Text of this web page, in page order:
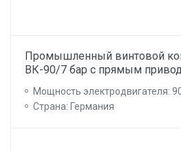
Промышленный винтовой
ВК-90/7 бар с прямым
Мощность электродвигателя:
Страна: Германия